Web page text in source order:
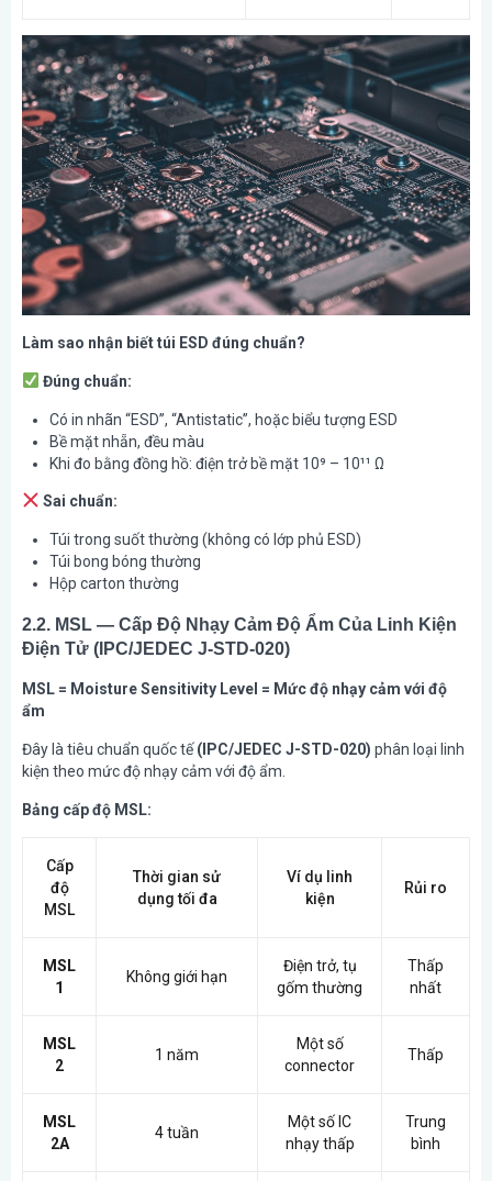
Làm sao nhận biết túi ESD đúng chuẩn?
Đúng chuẩn:
Có in nhãn “ESD”, “Antistatic”, hoặc biểu tượng ESD
Bề mặt nhẵn, đều màu
Khi đo bằng đồng hồ: điện trở bề mặt 10⁹ – 10¹¹ Ω
Sai chuẩn:
Túi trong suốt thường (không có lớp phủ ESD)
Túi bong bóng thường
Hộp carton thường
2.2. MSL — Cấp Độ Nhạy Cảm Độ Ẩm Của Linh Kiện
Điện Tử (IPC/JEDEC J-STD-020)
MSL = Moisture Sensitivity Level = Mức độ nhạy cảm với độ
ẩm
Đây là tiêu chuẩn quốc tế(IPC/JEDEC J-STD-020) phân loại linh
kiện theo mức độ nhạy cảm với độ ẩm.
Bảng cấp độ MSL:
Cấp
độ
MSL
Thời gian sử
dụng tối đa
Ví dụ linh
kiện
Rủi ro
MSL
1
Không giới hạn
Điện trở, tụ
gốm thường
Thấp
nhất
MSL
2
1 năm
Một số
connector
Thấp
MSL
2A
4 tuần
Một số IC
nhạy thấp
Trung
bình